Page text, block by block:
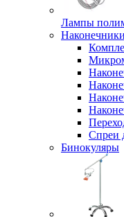
Лампы
Спреи
Бинокуляры